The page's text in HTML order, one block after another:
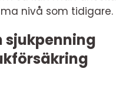
nivå som tidigare.
sjukpenning